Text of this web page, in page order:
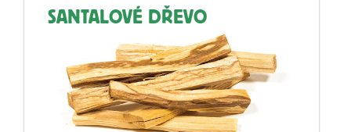
SANTALOVÉ DŘEVO